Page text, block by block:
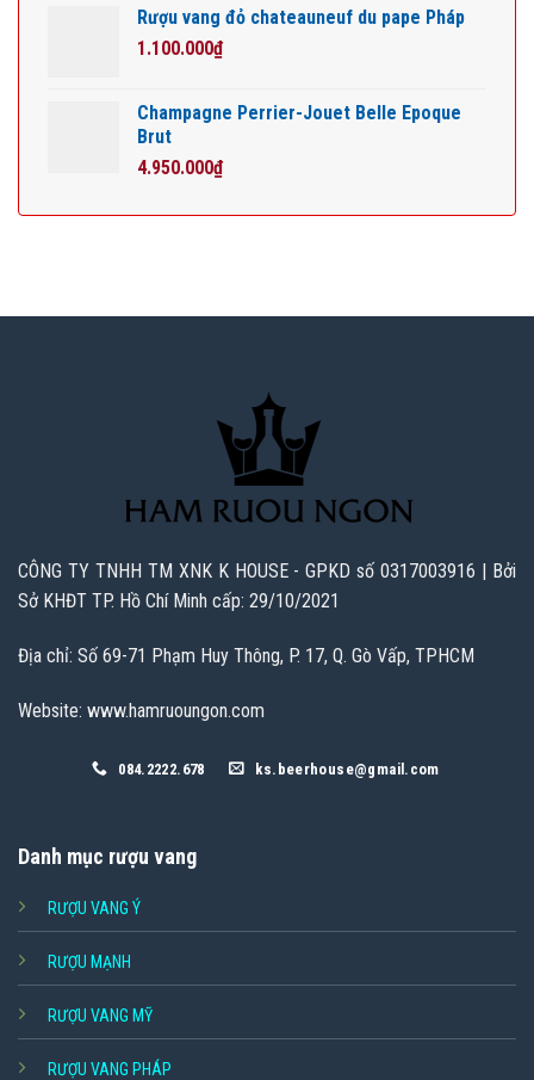
Rượu vang đỏ chateauneuf du pape Pháp
1.100.000₫
Champagne Perrier-Jouet Belle Epoque
Brut
4.950.000₫
CÔNG TY TNHH TM XNK K HOUSE - GPKD số 0317003916 | Bởi
Sở KHĐT TP. Hồ Chí Minh cấp: 29/10/2021
Địa chỉ: Số 69-71 Phạm Huy Thông, P. 17, Q. Gò Vấp, TPHCM
Website: www.hamruoungon.com
084.2222.678 ks.beerhouse@gmail.com
Danh mục rượu vang
RƯỢU VANG Ý
RƯỢU MẠNH
RƯỢU VANG MỸ
RƯỢU VANG PHÁP